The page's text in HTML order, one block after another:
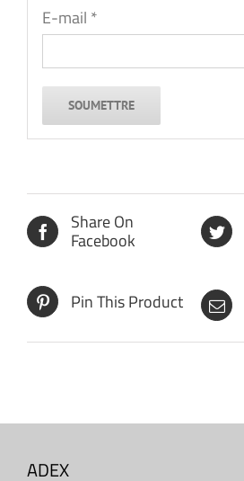
E-mail *
Share On
Facebook
Pin This Product
ADEX